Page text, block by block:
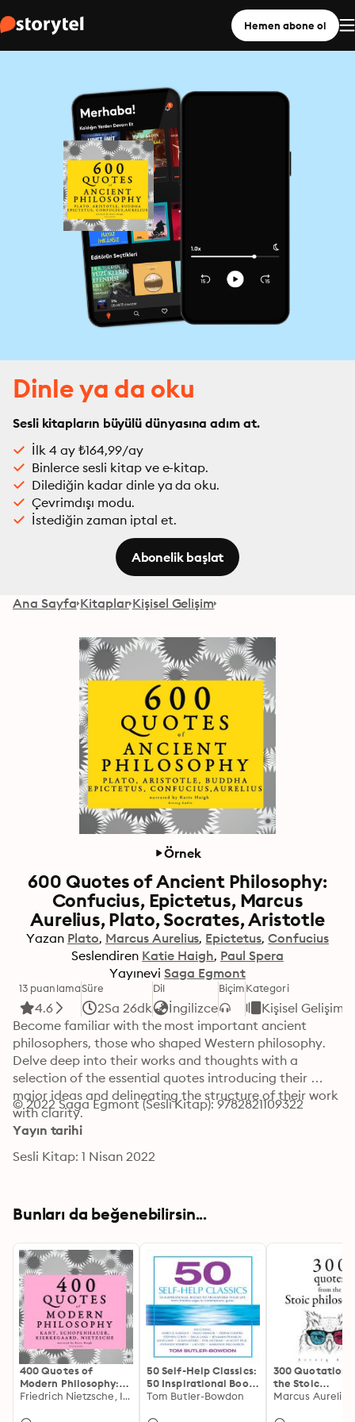
Hemen abone ol
Dinle ya da oku
Sesli kitapların büyülü dünyasına adım at.
İlk 4 ay ₺164,99/ay
Binlerce sesli kitap ve e-kitap.
Dilediğin kadar dinle ya da oku.
Çevrimdışı modu.
İstediğin zaman iptal et.
Abonelik başlat
Ana Sayfa Kitaplar Kişisel Gelişim
Örnek
600 Quotes of Ancient Philosophy:
Confucius, Epictetus, Marcus
Aurelius, Plato, Socrates, Aristotle
Yazan Plato Marcus Aurelius Epictetus Confucius
Seslendiren Katie Haigh Paul Spera
Yayınevi Saga Egmont
13 puanlama
4.6
Süre
2Sa 26dk
Dil
İngilizce
BiçimKategori
Kişisel Gelişim
Become familiar with the most important ancient
philosophers, those who shaped Western philosophy.
Delve deep into their works and thoughts with a
selection of the essential quotes introducing their
major ideas and delineating the structure of their work
with clarity.
© 2022 Saga Egmont (Sesli Kitap): 9782821109322
Yayın tarihi
Sesli Kitap: 1 Nisan 2022
Bunları da beğenebilirsin...
400 Quotes of
Modern Philosophy:
Nietzsche, Kant,
Friedrich Nietzsche, Immanuel Kant, Søren Kierkegaard, Arthur Schopenhauer
50 Self-Help Classics:
50 Inspirational Books
to Transform Your
Tom Butler-Bowdon
300
the Stoic
Philosophers